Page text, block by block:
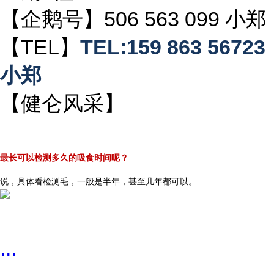
【企鹅号】506 563 099 小郑
【TEL】 TEL:159 863 56723
小郑
【健仑风采】
最长可以检测多久的吸食时间呢？
说，具体看检测毛，一般是半年，甚至几年都可以。
...